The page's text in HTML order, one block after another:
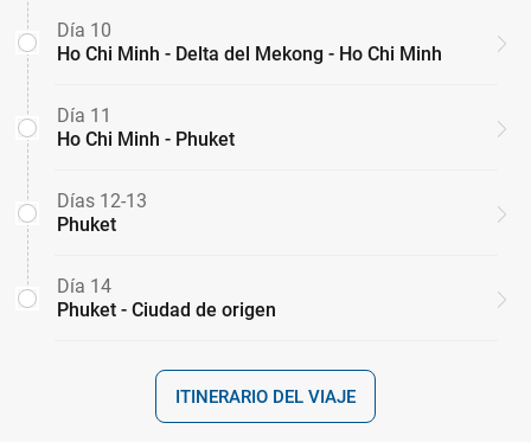
Día 10
Ho Chi Minh - Delta del Mekong - Ho Chi Minh
Día 11
Ho Chi Minh - Phuket
Días 12-13
Phuket
Día 14
Phuket - Ciudad de origen
ITINERARIO DEL VIAJE